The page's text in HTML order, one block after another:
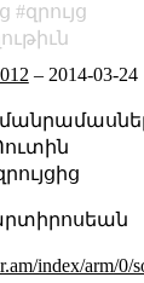
զրույց
– 2014-03-24
index/arm/0/